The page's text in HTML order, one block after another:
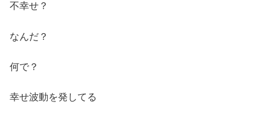
不幸せ？
なんだ？
何で？
幸せ波動を発してる